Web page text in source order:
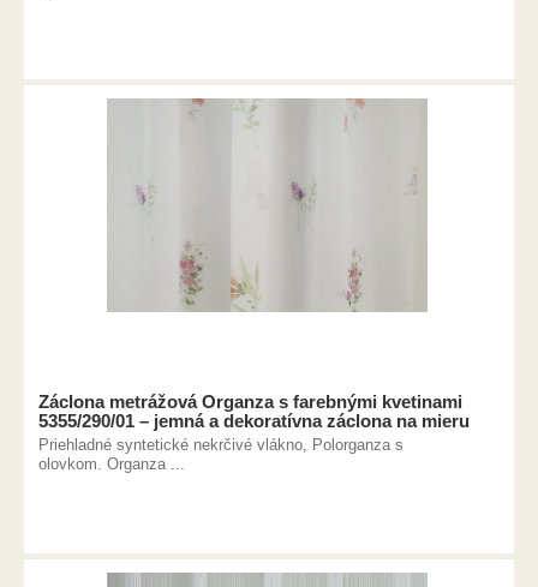
Záclona metrážová Organza s farebnými kvetinami
5355/290/01 – jemná a dekoratívna záclona na mieru
Priehladné syntetické nekrčivé vlákno, Polorganza s
olovkom. Organza ...